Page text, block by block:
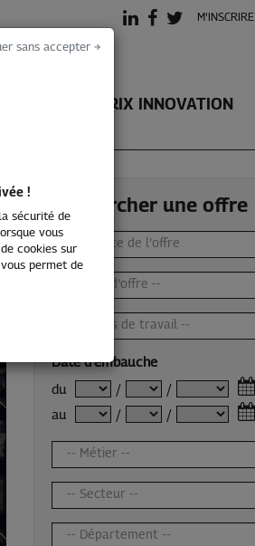
LE PRIX INNOVATION
M'INSCRIRE
Rechercher une offre
Date d'embauche
du
/
/
au
/ /
sans accepter →
!
sécurité de
vous
cookies sur
permet de